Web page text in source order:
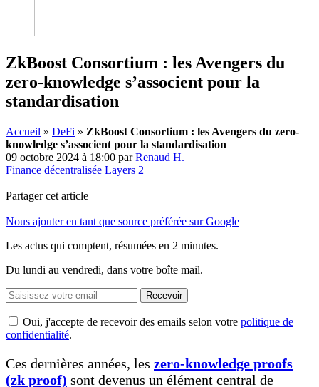
ZkBoost Consortium : les Avengers du
zero-knowledge s’associent pour la
standardisation
Accueil » DeFi » ZkBoost Consortium : les Avengers du zero-
knowledge s’associent pour la standardisation
09 octobre 2024 à 18:00 parRenaud H.
Finance décentralisée Layers 2
Partager cet article
Nous ajouter en tant que source préférée sur Google
Les actus qui comptent, résumées en 2 minutes.
Du lundi au vendredi, dans votre boîte mail.
Recevoir
Oui, j'accepte de recevoir des emails selon votre politique de
confidentialité.
Ces dernières années, les zero-knowledge proofs
(zk proof) sont devenus un élément central de